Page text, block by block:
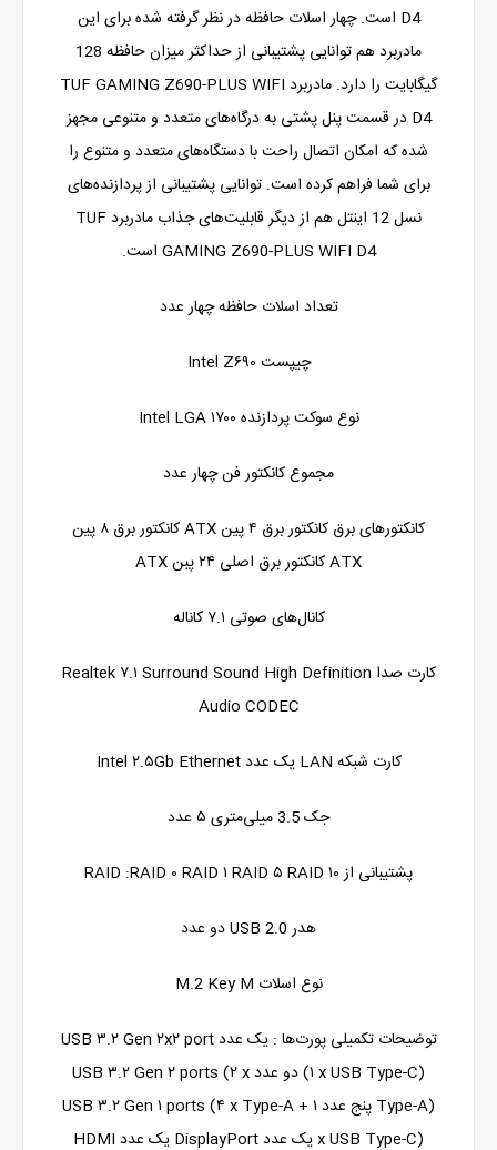
D4 است. چهار اسلات حافظه در نظر گرفته شده برای این
مادربرد هم توانایی پشتیبانی از حداکثر میزان حافظه 128
گیگابایت را دارد. مادربرد TUF GAMING Z690-PLUS WIFI
D4 در قسمت پنل پشتی به درگاه‌های متعدد و متنوعی مجهز
شده که امکان اتصال راحت با دستگاه‌های متعدد و متنوع را
برای شما فراهم کرده است. توانایی پشتیبانی از پردازنده‌های
نسل 12 اینتل هم از دیگر قابلیت‌های جذاب مادربرد TUF
GAMING Z690-PLUS WIFI D4 است.
تعداد اسلات حافظه چهار عدد
چیپست Intel Z۶۹۰
نوع سوکت پردازنده Intel LGA ۱۷۰۰
مجموع کانکتور فن چهار عدد
کانکتورهای برق کانکتور برق ۴ پین ATX کانکتور برق ۸ پین
ATX کانکتور برق اصلی ۲۴ پبن ATX
کانال‌های صوتی ۷.۱ کاناله
کارت صدا Realtek ۷.۱ Surround Sound High Definition
Audio CODEC
کارت شبکه LAN یک عدد Intel ۲.۵Gb Ethernet
جک 3.5 میلی‌متری ۵ عدد
پشتیبانی از RAID :RAID ۰ RAID ۱ RAID ۵ RAID ۱۰
هدر USB 2.0 دو عدد
نوع اسلات M.2 Key M
توضیحات تکمیلی پورت‌ها : یک عدد USB ۳.۲ Gen ۲x۲ port
(۱ x USB Type-C) دو عدد USB ۳.۲ Gen ۲ ports (۲ x
Type-A) پنج عدد USB ۳.۲ Gen ۱ ports (۴ x Type-A + ۱
x USB Type-C) یک عدد DisplayPort یک عدد HDMI